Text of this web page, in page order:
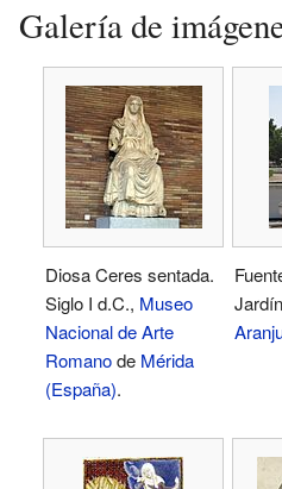
Galería de
Diosa Ceres sentada.
Siglo I d.C., Museo
Nacional de Arte
Romanode Mérida
(España).